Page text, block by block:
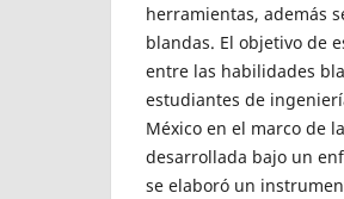
herramientas, además
blandas. El objetivo de
entre las habilidades
estudiantes de
México en el marco de
desarrollada bajo un
se elaboró un